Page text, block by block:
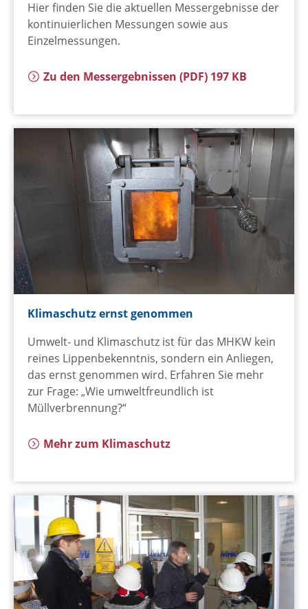
Hier finden Sie die aktuellen Messergebnisse der
kontinuierlichen Messungen sowie aus
Einzelmessungen.
Zu den Messergebnissen (PDF) 197 KB
Klimaschutz ernst genommen
Umwelt- und Klimaschutz ist für das MHKW kein
reines Lippenbekenntnis, sondern ein Anliegen,
das ernst genommen wird. Erfahren Sie mehr
zur Frage: „Wie umweltfreundlich ist
Müllverbrennung?“
Mehr zum Klimaschutz